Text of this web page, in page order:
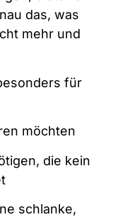
das, was
mehr und
für
möchten
die kein
schlanke,